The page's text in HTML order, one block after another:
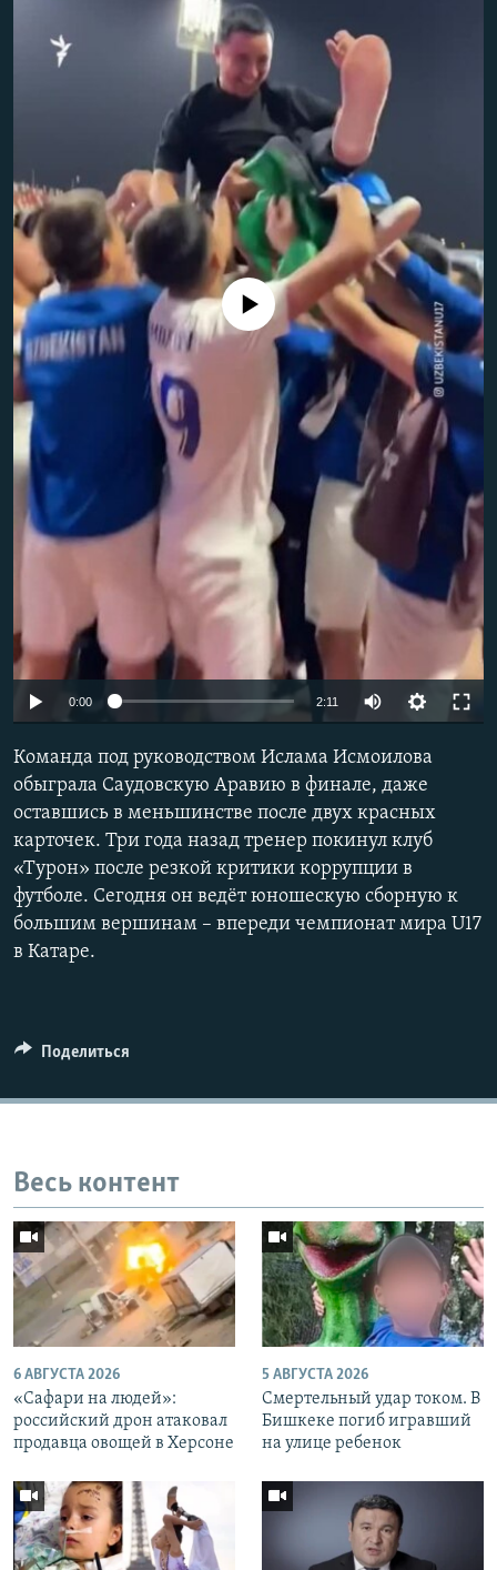
No media source currently available
0:00 2:11
480p
1080p
Команда под руководством Ислама Исмоилова
обыграла Саудовскую Аравию в финале, даже
оставшись в меньшинстве после двух красных
карточек. Три года назад тренер покинул клуб
«Турон» после резкой критики коррупции в
футболе. Сегодня он ведёт юношескую сборную к
большим вершинам – впереди чемпионат мира U17
в Катаре.
Поделиться
Весь контент
6 АВГУСТА 2026
«Cафари на людей»:
российский дрон атаковал
продавца овощей в Херсоне
5 АВГУСТА 2026
Смертельный удар током. В
Бишкеке погиб игравший
на улице ребенок